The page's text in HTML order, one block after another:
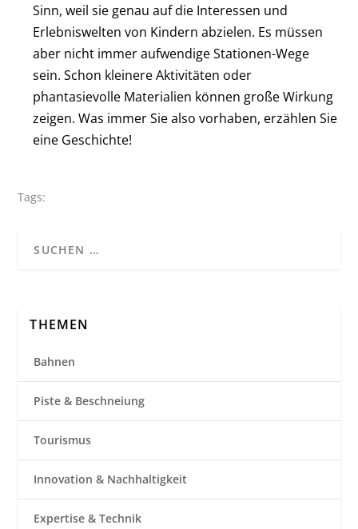
Sinn, weil sie genau auf die Interessen und
Erlebniswelten von Kindern abzielen. Es müssen
aber nicht immer aufwendige Stationen-Wege
sein. Schon kleinere Aktivitäten oder
phantasievolle Materialien können große Wirkung
zeigen. Was immer Sie also vorhaben, erzählen Sie
eine Geschichte!
Tags:
THEMEN
Bahnen
Piste & Beschneiung
Tourismus
Innovation & Nachhaltigkeit
Expertise & Technik